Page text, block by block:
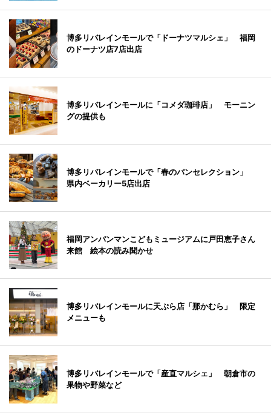
博多リバレインモールで「ドーナツマルシェ」 福岡
のドーナツ店7店出店
博多リバレインモールに「コメダ珈琲店」 モーニン
グの提供も
博多リバレインモールで「春のパンセレクション」
県内ベーカリー5店出店
福岡アンパンマンこどもミュージアムに戸田恵子さん
来館 絵本の読み聞かせ
博多リバレインモールに天ぷら店「那かむら」 限定
メニューも
博多リバレインモールで「産直マルシェ」 朝倉市の
果物や野菜など